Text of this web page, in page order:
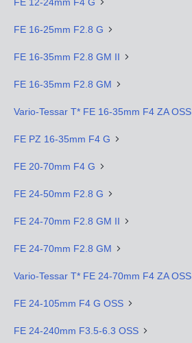
FE 16-25mm F2.8 G
FE 16-35mm F2.8 GM II
FE 16-35mm F2.8 GM
Vario-Tessar T* FE 16-35mm F4 ZA OSS
FE PZ 16-35mm F4 G
FE 20-70mm F4 G
FE 24-50mm F2.8 G
FE 24-70mm F2.8 GM II
FE 24-70mm F2.8 GM
Vario-Tessar T* FE 24-70mm F4 ZA OSS
FE 24-105mm F4 G OSS
FE 24-240mm F3.5-6.3 OSS